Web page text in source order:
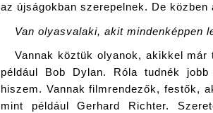
az újságokban szerepelnek. De
Van olyasvalaki, akit mindenképpen
Vannak köztük olyanok, akikkel már
például Bob Dylan. Róla tudnék
hiszem. Vannak filmrendezők, festők,
mint például Gerhard Richter.